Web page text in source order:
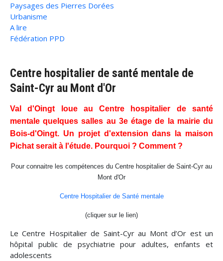
Paysages des Pierres Dorées
Urbanisme
A lire
Fédération PPD
Centre hospitalier de santé mentale de
Saint-Cyr au Mont d'Or
Val d'Oingt loue au Centre hospitalier de santé
mentale quelques salles au 3e étage de la mairie du
Bois-d'Oingt. Un projet d'extension dans la maison
Pichat serait à l'étude. Pourquoi ? Comment ?
Pour connaitre les compétences du Centre hospitalier de Saint-Cyr au
Mont d'Or
Centre Hospitalier de Santé mentale
(cliquer sur le lien)
Le Centre Hospitalier de Saint-Cyr au Mont d’Or est un
hôpital public de psychiatrie pour adultes, enfants et
adolescents